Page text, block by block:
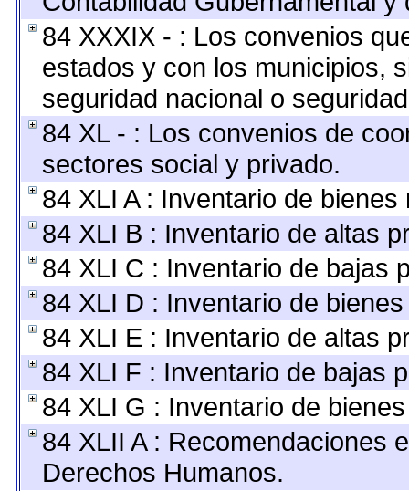
84 XXXIX - : Los convenios
estados y con los municipios,
seguridad nacional o
84 XL - : Los convenios de
sectores social y privado.
84 XLI A : Inventario de bienes
84 XLI B : Inventario de altas
84 XLI C : Inventario de bajas
84 XLI D : Inventario de
84 XLI E : Inventario de altas
84 XLI F : Inventario de bajas
84 XLI G : Inventario de
84 XLII A : Recomendaciones
Derechos Humanos.